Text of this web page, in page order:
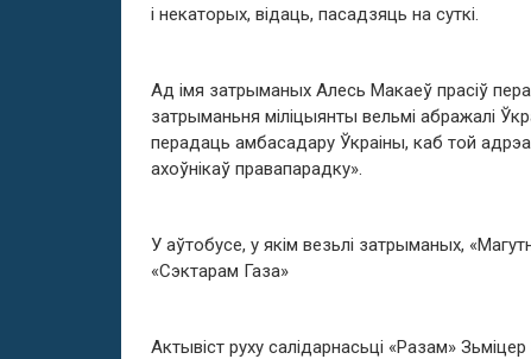
і некаторых, відаць, пасадзяць на суткі.
Ад імя затрыманых Алесь Макаеў прасіў
затрыманьня міліцыянты вельмі абражалі
перадаць амбасадару Ўкраіны, каб той
ахоўнікаў правапарадку».
У аўтобусе, у якім везьлі затрыманых,
«Сэктарам Газа»
Актывіст руху салідарнасьці «Разам» Зьміцер